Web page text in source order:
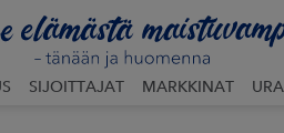
SIJOITTAJAT MARKKINAT URA